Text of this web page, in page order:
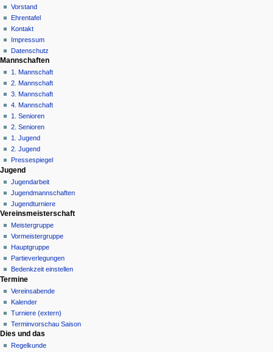
g
a
i
o
n
s
m
e
n
ü
Quelltext
anzeigen
Versionsgeschichte
Vorstand
Ehrentafel
Kontakt
Impressum
Datenschutz
Mannschaften
1. Mannschaft
2. Mannschaft
3. Mannschaft
4. Mannschaft
1. Senioren
2. Senioren
1. Jugend
2. Jugend
Pressespiegel
Jugend
Jugendarbeit
Jugendmannschaften
Jugendturniere
Vereinsmeisterschaft
Meistergruppe
Vormeistergruppe
Hauptgruppe
Partieverlegungen
Bedenkzeit einstellen
Termine
Vereinsabende
Kalender
Turniere (extern)
Terminvorschau Saison
Dies und das
Regelkunde